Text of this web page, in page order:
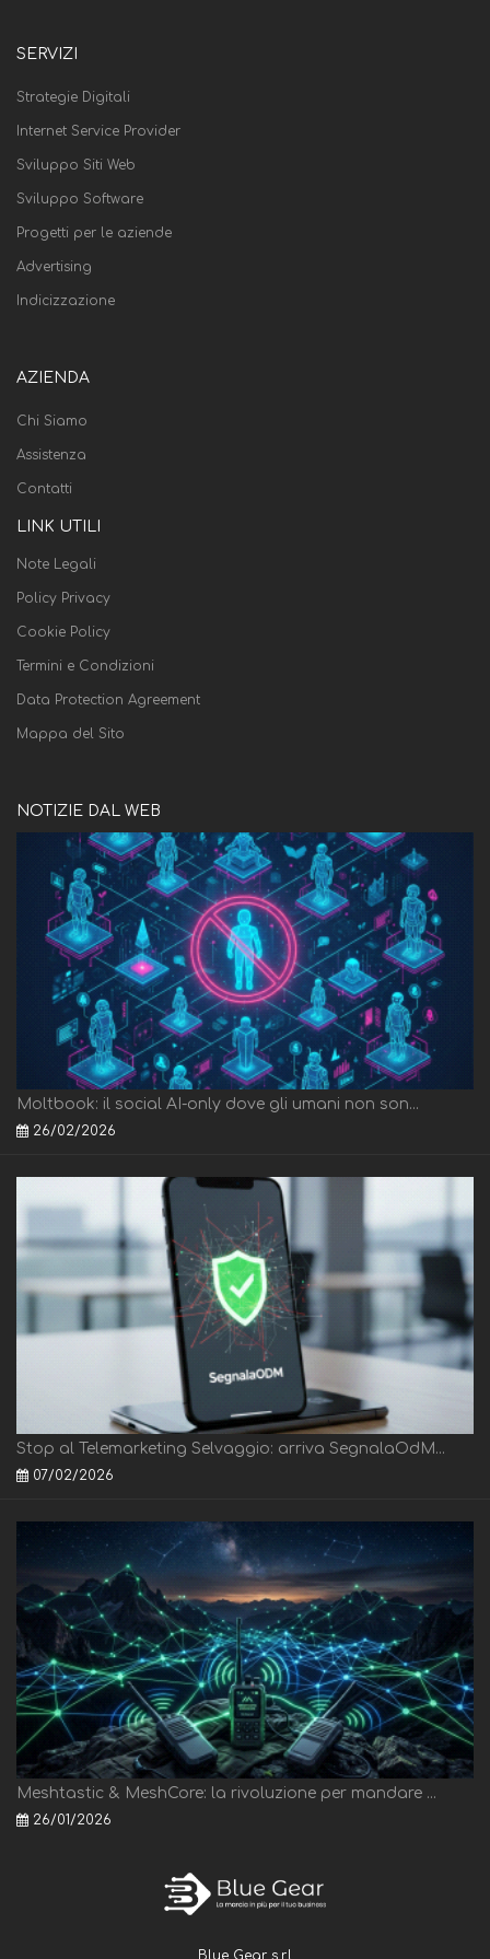
SERVIZI
Strategie Digitali
Internet Service Provider
Sviluppo Siti Web
Sviluppo Software
Progetti per le aziende
Advertising
Indicizzazione
AZIENDA
Chi Siamo
Assistenza
Contatti
LINK UTILI
Note Legali
Policy Privacy
Cookie Policy
Termini e Condizioni
Data Protection Agreement
Mappa del Sito
NOTIZIE DAL WEB
Moltbook: il social AI-only dove gli umani non son...
26/02/2026
Stop al Telemarketing Selvaggio: arriva SegnalaOdM...
07/02/2026
Meshtastic & MeshCore: la rivoluzione per mandare ...
26/01/2026
Blue Gear s.r.l